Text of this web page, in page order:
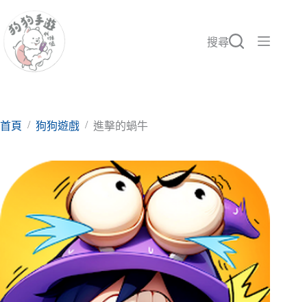
至
要
搜尋
首頁 / 狗狗遊戲 / 進擊的蝸牛